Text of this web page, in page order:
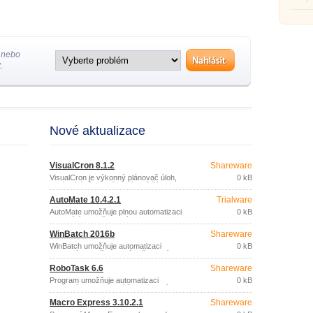
Nové aktualizace
VisualCron 8.1.2
VisualCron je výkonný plánovač úloh,
nabízející více možností a větší flexibilitu
než standardní plánovač, který je
součástí Windows.
Shareware
0 kB
AutoMate 10.4.2.1
AutoMate umožňuje plnou automatizaci
opakujících se činností.
Trialware
0 kB
WinBatch 2016b
WinBatch umožňuje automatizaci
libovolných, každodenních činností,
které provádíte na vašem počítači
(spouštění aplikací, zálohování a správa
souborů, údržba počítače, vyplňování
webových formulářů, apod.
Shareware
0 kB
RoboTask 6.6
Program umožňuje automatizaci
libovolných kombinací úloh spojených s
používáním počítače: spuštění aplikace,
otevření webových stránek, kontrola
internetové i POP3 pošty, přesun nebo
Shareware
0 kB
Macro Express 3.10.2.1 Shareware